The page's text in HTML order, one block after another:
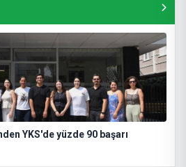
YKS'de yüzde 90 başarı